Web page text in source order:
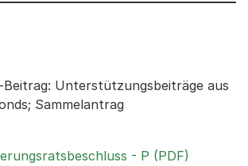
folgenden Sitzungen: Informationen
Beitrag: Unterstützungsbeiträge aus
Sammelantrag
- P (PDF)